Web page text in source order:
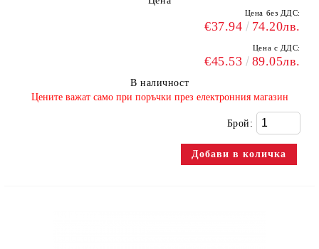
Цена без ДДС:
€37.94 74.20лв.
Цена с ДДС:
€45.53 89.05лв.
В наличност
​Цените важат само при поръчки през електронния магазин
Брой: